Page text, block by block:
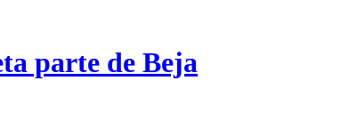
parte de Beja